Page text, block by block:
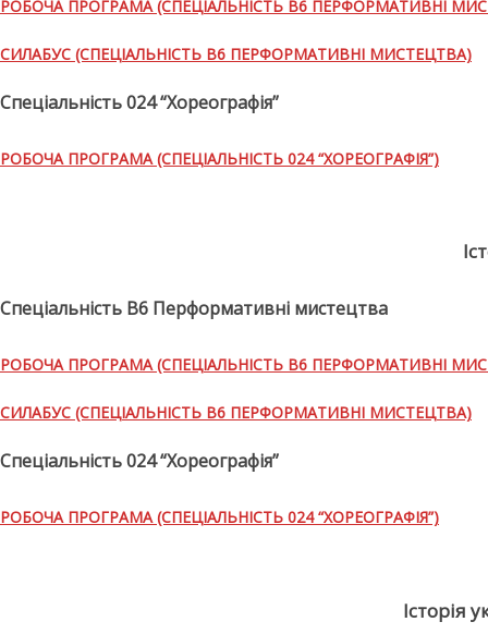
РОБОЧА ПРОГРАМА (СПЕЦІАЛЬНІСТЬ В6 ПЕРФОРМАТИВНІ
СИЛАБУС (СПЕЦІАЛЬНІСТЬ В6 ПЕРФОРМАТИВНІ МИСТЕЦТВА)
Спеціальність 024 “Хореографія”
РОБОЧА ПРОГРАМА (СПЕЦІАЛЬНІСТЬ 024 “ХОРЕОГРАФІЯ”)
Спеціальність В6 Перформативні мистецтва
РОБОЧА ПРОГРАМА (СПЕЦІАЛЬНІСТЬ В6 ПЕРФОРМАТИВНІ
СИЛАБУС (СПЕЦІАЛЬНІСТЬ В6 ПЕРФОРМАТИВНІ МИСТЕЦТВА)
Спеціальність 024 “Хореографія”
РОБОЧА ПРОГРАМА (СПЕЦІАЛЬНІСТЬ 024 “ХОРЕОГРАФІЯ”)
Історія